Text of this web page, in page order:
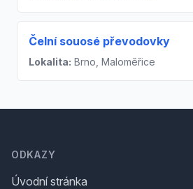
Čelní souosé převodovky
Lokalita: Brno, Maloměřice
ODKAZY
Úvodní stránka